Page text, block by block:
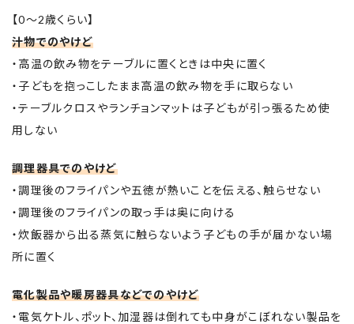
【0～2歳くらい】
汁物でのやけど
・高温の飲み物をテーブルに置くときは中央に置く
・子どもを抱っこしたまま高温の飲み物を手に取らない
・テーブルクロスやランチョンマットは子どもが引っ張るため使
用しない
調理器具でのやけど
・調理後のフライパンや五徳が熱いことを伝える、触らせない
・調理後のフライパンの取っ手は奥に向ける
・炊飯器から出る蒸気に触らないよう子どもの手が届かない場
所に置く
電化製品や暖房器具などでのやけど
・電気ケトル、ポット、加湿器は倒れても中身がこぼれない製品を